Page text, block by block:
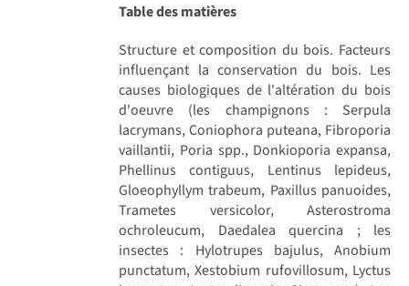
Table des matières
Structure et composition du bois. Facteurs
influençant la conservation du bois. Les
causes biologiques de l'altération du bois
d'oeuvre (les champignons : Serpula
lacrymans, Coniophora puteana, Fibroporia
vaillantii, Poria spp., Donkioporia expansa,
Phellinus contiguus, Lentinus lepideus,
Gloeophyllym trabeum, Paxillus panuoides,
Trametes versicolor, Asterostroma
ochroleucum, Daedalea quercina ; les
insectes : Hylotrupes bajulus, Anobium
punctatum, Xestobium rufovillosum, Lyctus